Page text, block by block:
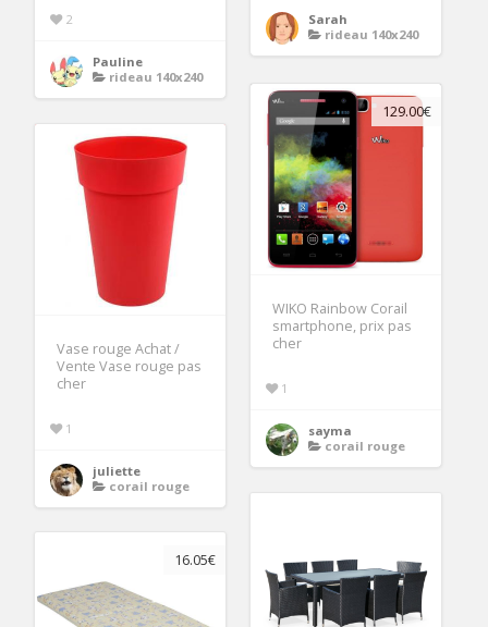
Sarah
rideau 140x240
2
Pauline
rideau 140x240
129.00€
WIKO Rainbow Corail
smartphone, prix pas
cher
1
sayma
corail rouge
Vase rouge Achat /
Vente Vase rouge pas
cher
1
juliette
corail rouge
16.05€